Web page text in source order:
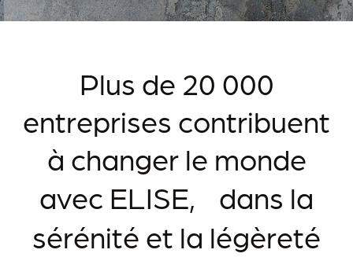
Plus de 20 000
entreprises contribuent
à change r le monde
avec ELISE, dans la
sérénité et la légèreté